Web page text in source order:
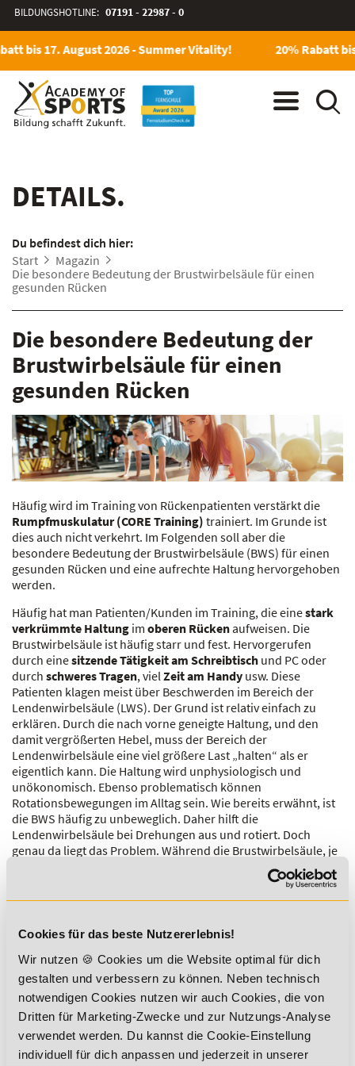
Cookies für das beste Nutzererlebnis!
Wir nutzen 🍪 Cookies um die Website optimal für dich
gestalten und verbessern zu können. Neben technisch
notwendigen Cookies nutzen wir auch Cookies, die von
Dritten für Marketing-Zwecke und zur Nutzungs-Analyse
verwendet werden. Du kannst die Cookie-Einstellung
individuell für dich anpassen und jederzeit in unserer
BILDUNGSHOTLINE: 07191 - 22987 - 0
bis 17. August 2026 - Summer Vitality! 20% Rabatt
DETAILS.
Du befindest dich hier:
Start
Magazin
Die besondere Bedeutung der Brustwirbelsäule für einen
gesunden Rücken
Die besondere Bedeutung der
Brustwirbelsäule für einen
gesunden Rücken
Häufig wird im Training von Rückenpatienten verstärkt die
Rumpfmuskulatur (CORE Training) trainiert. Im Grunde ist
dies auch nicht verkehrt. Im Folgenden soll aber die
besondere Bedeutung der Brustwirbelsäule (BWS) für einen
gesunden Rücken und eine aufrechte Haltung hervorgehoben
werden.
Häufig hat man Patienten/Kunden im Training, die einestark
verkrümmte Haltung im oberen Rückenaufweisen. Die
Brustwirbelsäule ist häufig starr und fest. Hervorgerufen
durch einesitzende Tätigkeit am Schreibtisch und PC oder
durch schweres Tragen, viel Zeit am Handy usw. Diese
Patienten klagen meist über Beschwerden im Bereich der
Lendenwirbelsäule (LWS). Der Grund ist relativ einfach zu
erklären. Durch die nach vorne geneigte Haltung, und den
damit vergrößerten Hebel, muss der Bereich der
Lendenwirbelsäule eine viel größere Last „halten“ als er
eigentlich kann. Die Haltung wird unphysiologisch und
unökonomisch. Ebenso problematisch können
Rotationsbewegungen im Alltag sein. Wie bereits erwähnt, ist
die BWS häufig zu unbeweglich. Daher hilft die
Lendenwirbelsäule bei Drehungen aus und rotiert. Doch
genau da liegt das Problem. Während die Brustwirbelsäule, je
nach Quellenangabe, bis zu 40° rotieren kann, ist die
Lendenwirbelsäule nur für bis zu 10° ausgelegt. Die
gekrümmte Haltung begrenzt die Funktion der BWS immens,
häufig starke Schmerzen im unteren Rücken – bis hin zu
Zusammenfassend ist zu sagen, dass natürlich die CORE
Muskulatur weiterhin gekräftigt werden muss. Allerdings
sollten vermehrt Übungen für dieMobilisation der
Brustwirbelsäuleund Übungen für dieAufrichtung des
oberen Rückensin die Trainingspläne mit einfließen.